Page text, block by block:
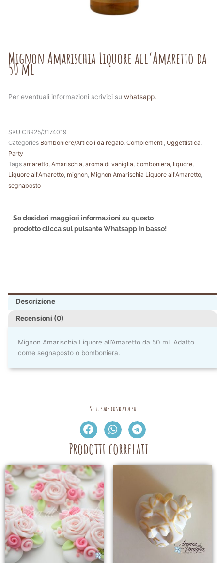
Mignon Amarischia Liquore all’Amaretto da
50 ml
Per eventuali informazioni scrivici su whatsapp.
SKU CBR25/3174019
Categories Bomboniere/Articoli da regalo Complementi Oggettistica
Party
Tags amaretto Amarischia aroma di vaniglia bomboniera liquore
Liquore all'Amaretto mignon Mignon Amarischia Liquore all'Amaretto
segnaposto
Se desideri maggiori informazioni su questo
prodotto clicca sul pulsante Whatsapp in basso!
Descrizione
Recensioni (0)
Mignon Amarischia Liquore all’Amaretto da 50 ml. Adatto
come segnaposto o bomboniera.
Se ti piace condividi su
Prodotti correlati